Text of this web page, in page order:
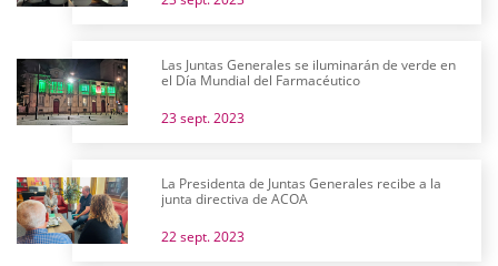
Las Juntas Generales se iluminarán de verde en
el Día Mundial del Farmacéutico
23 sept. 2023
La Presidenta de Juntas Generales recibe a la
junta directiva de ACOA
22 sept. 2023